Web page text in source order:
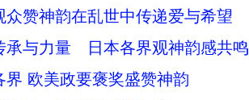
赞神韵在乱世中传递爱与希望
承与力量 日本各界观神韵感共鸣
界 欧美政要褒奖盛赞神韵